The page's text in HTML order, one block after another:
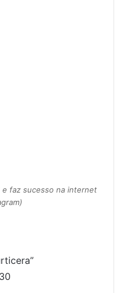
e faz sucesso na internet